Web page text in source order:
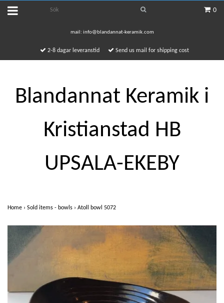
0
mail: info@blandannat-keramik.com
2-8 dagar leveranstid Send us mail for shipping cost
Blandannat Keramik i
Kristianstad HB
UPSALA-EKEBY
Home › Sold items - bowls › Atoll bowl 5072